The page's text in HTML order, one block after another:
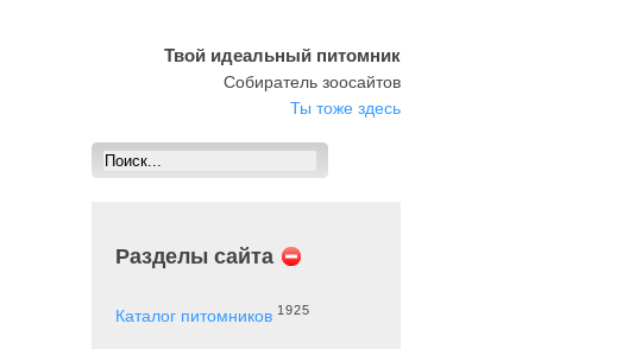
Твой идеальный питомник
Собиратель зоосайтов
Ты тоже здесь
Разделы сайта
Каталог питомников 1925